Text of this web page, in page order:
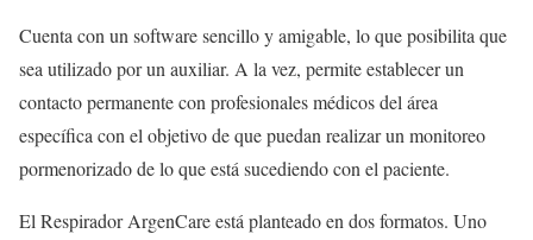
Cuenta con un software sencillo y amigable, lo que posibilita que
sea utilizado por un auxiliar. A la vez, permite establecer un
contacto permanente con profesionales médicos del área
específica con el objetivo de que puedan realizar un monitoreo
pormenorizado de lo que está sucediendo con el paciente.
El Respirador ArgenCare está planteado en dos formatos. Uno